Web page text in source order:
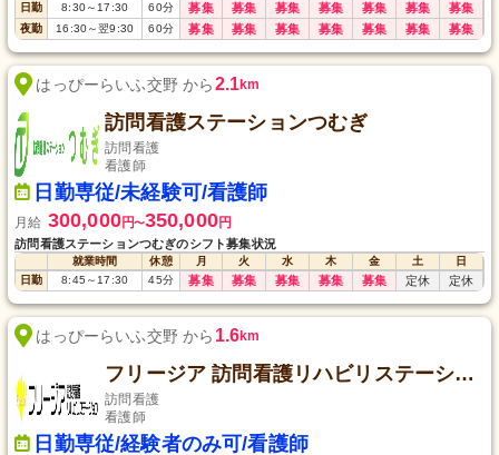
日勤
8:30～ 17:30 60分 募集 募集 募集 募集 募集 募集 募集
夜勤 16:30～翌9:30 60分 募集 募集 募集 募集 募集 募集 募集
はっぴーらいふ交野 から2.1km
訪問看護ステーションつむぎ
訪問看護
看護師
日勤専従/未経験可/看護師
月給 300,000円〜350,000円
訪問看護ステーションつむぎのシフト募集状況
就業時間 休憩 月 火 水 木 金 土
日
日勤
8:45 ～ 17:30 45分 募集 募集 募集 募集 募集 定休 定休
はっぴーらいふ交野 から 1.6km
フリージア 訪問看護リハビリステーション
訪問看護
看護師
日勤専従/経験者のみ可/看護師